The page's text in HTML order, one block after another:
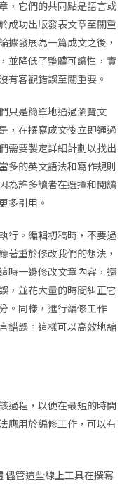
，它們的共同點是語言或
成功出版發表文章至關重
據發展為一篇成文之後，
並降低了整體可讀性，實
有客觀錯誤至關重要。
只是簡單地通過瀏覽文
，在撰寫成文後立即通過
需要製定詳細計劃以找出
多的英文語法和寫作規則
為許多讀者在選擇和閱讀
多引用。
行。編輯初稿時，不要過
著重於修改我們的想法，
時一邊修改文章內容，還
，並花大量的時間糾正它
。同樣，進行編修工作
錯誤。這樣可以高效地縮
過程，以便在最短的時間
應用於編修工作，可以有
儘管這些線上工具在撰寫